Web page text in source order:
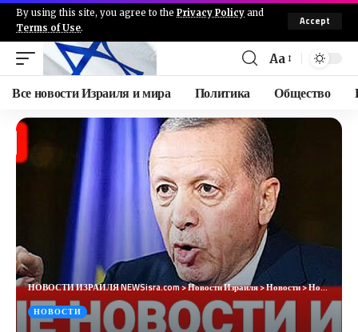
By using this site, you agree to the Privacy Policy and
Terms of Use.
Accept
Aa
Все новости Израиля и мира Политика Общество
НОВОСТИ ИЗРАИЛЯ NEWSisra.com>Новости Израиля>Новости>Новости Израиля. ЧАС НАЗАД! ЭРДОГАН: «БУДЕТЕ ПОХОРОНЕНЫ» №849 Наария #новостиизраиля #израиль #иран
НОВОСТИ